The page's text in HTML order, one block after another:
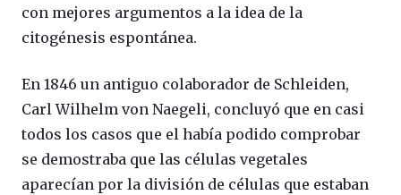
con mejores argumentos a la idea de la
citogénesis espontánea.
En 1846 un antiguo colaborador de Schleiden,
Carl Wilhelm von Naegeli, concluyó que en casi
todos los casos que el había podido comprobar
se demostraba que las células vegetales
aparecían por la división de células que estaban